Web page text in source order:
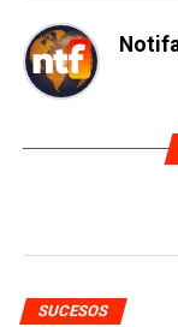
SUCESOS